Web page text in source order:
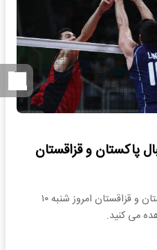
پاکستان و قزاقستان
نتیجه و خلاصه بازی والیبال پاکستان و قزاقستان امروز شنبه ۱۰